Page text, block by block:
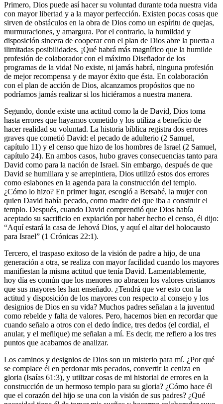
Primero, Dios puede así hacer su voluntad durante toda nuestra vida
con mayor libertad y a la mayor perfección. Existen pocas cosas que
sirven de obstáculos en la obra de Dios como un espíritu de quejas,
murmuraciones, y amargura. Por el contrario, la humildad y
disposición sincera de cooperar con el plan de Dios abre la puerta a
ilimitadas posibilidades. ¡Qué habrá más magnífico que la humilde
profesión de colaborador con el máximo Diseñador de los
programas de la vida! No existe, ni jamás habrá, ninguna profesión
de mejor recompensa y de mayor éxito que ésta. En colaboración
con el plan de acción de Dios, alcanzamos propósitos que no
podríamos jamás realizar si los hiciéramos a nuestra manera.
Segundo, donde existe una actitud como la de David, Dios toma
hasta errores que hayamos cometido y los utiliza a beneficio de
hacer realidad su voluntad. La historia bíblica registra dos errores
graves que cometió David: el pecado de adulterio (2 Samuel,
capítulo 11) y el censo que hizo de los hombres de Israel (2 Samuel,
capítulo 24). En ambos casos, hubo graves consecuencias tanto para
David como para la nación de Israel. Sin embargo, después de que
David se humillara y se arrepintiera, Dios utilizó estos dos errores
como eslabones en la agenda para la construcción del templo.
¿Cómo lo hizo? En primer lugar, escogió a Betsabé, la mujer con
quien David había pecado, como madre del que iba a construir el
templo. Después, cuando David comprendió que Dios había
aceptado su sacrificio en expiación por haber hecho el censo, él dijo:
“Aquí estará la casa de Jehová Dios, y aquí el altar del holocausto
para Israel” (1 Crónicas 22:1).
Tercero, el traspaso exitoso de la visión de padre a hijo, de una
generación a otra, se realiza con mayor facilidad cuando los mayores
manifiestan la misma actitud que tenía David. Lamentablemente,
hoy día es común que los menores no abracen los valores cristianos
que sus mayores les han enseñado. ¿Tendrá que ver esto con la
actitud y disposición de los mayores con respecto al consejo y los
designios de Dios en su vida? Muchos padres señalan a la juventud
como rebelde y falta de valores. Pero, hacemos bien en recordar que
cuando señalo a otros con el dedo índice, tres dedos (el cordial, el
anular, y el meñique) me señalan a mí. Es decir, me refiero a los tres
puntos que acabamos de analizar.
Los caminos y designios de Dios son un misterio para mí. ¿Por qué
se complace él en perdonar mis pecados, convertir la ceniza en
gloria (Isaías 61:3), y utilizar cosas de mi historial de errores en la
construcción de un hermoso templo para su gloria? ¿Cómo hace él
que el corazón del hijo se una con la visión de sus padres? ¿Qué